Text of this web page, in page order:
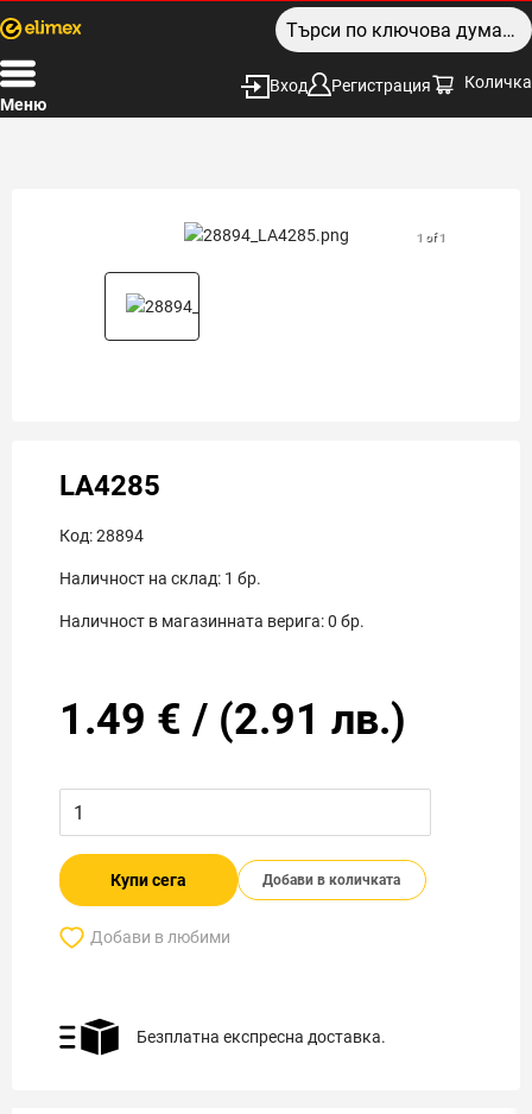
Меню
Вход Регистрация Количка
1 of 1
LA4285
Код:28894
Наличност на склад: 1 бр.
Наличност в магазинната верига:0 бр.
1.49 € / (2.91 лв.)
Купи сега Добави в количката
Добави в любими
Безплатна експресна доставка.